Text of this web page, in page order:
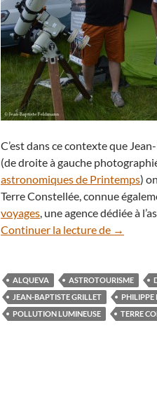
C’est dans ce contexte que
(de droite à gauche
astronomiques de Printemps)
Terre Constellée, connue
voyages, une agence dédiée à
Continuer la lecture de Terre
→
ALQUEVA ASTROTOURISME
JEAN-BAPTISTE GRILLET
PHILIPPE
POLLUTION LUMINEUSE
TERRE